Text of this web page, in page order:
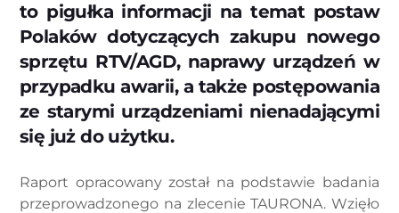
to pigułka informacji na temat postaw
Polaków dotyczących zakupu nowego
sprzętu RTV/AGD, naprawy urządzeń w
przypadku awarii, a także postępowania
ze starymi urządzeniami nienadającymi
się już do użytku.
Raport opracowany został na podstawie badania
przeprowadzonego na zlecenie TAURONA. Wzięło